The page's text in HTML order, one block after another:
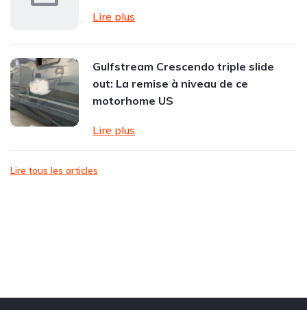
Lire plus
Gulfstream Crescendo triple slide
out: La remise à niveau de ce
motorhome US
Lire plus
Lire tous les articles